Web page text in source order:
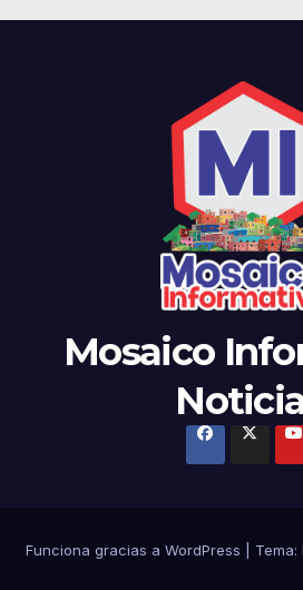
Mosaico
Funciona gracias a WordPress Tema: